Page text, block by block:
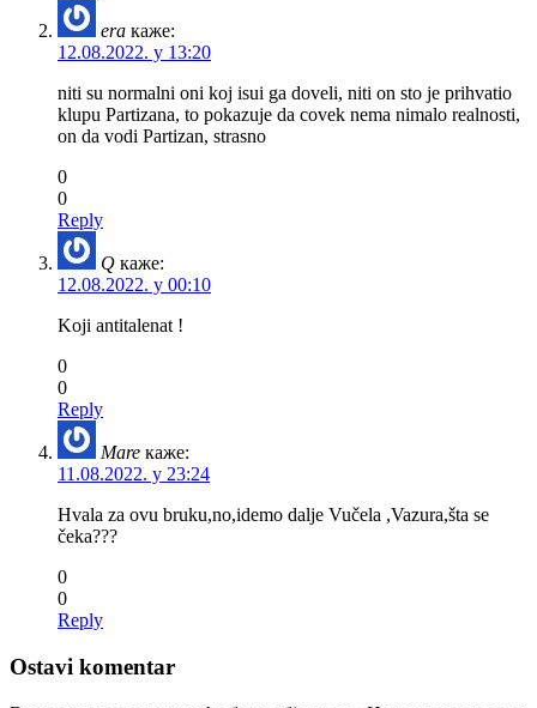
era каже:
12.08.2022. у 13:20
niti su normalni oni koj isui ga doveli, niti on sto je prihvatio
klupu Partizana, to pokazuje da covek nema nimalo realnosti,
on da vodi Partizan, strasno
0
0
Reply
Q каже:
12.08.2022. у 00:10
Koji antitalenat !
0
0
Reply
Mare каже:
11.08.2022. у 23:24
Hvala za ovu bruku,no,idemo dalje Vučela ,Vazura,šta se
čeka???
0
0
Reply
Ostavi komentar